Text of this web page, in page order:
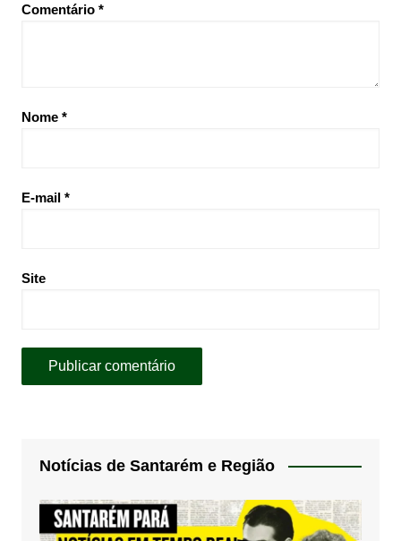
Comentário *
Nome *
E-mail *
Site
Notícias de Santarém e Região